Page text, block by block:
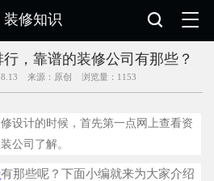
装修知识  
，靠谱的装修公司有那些？
来源：原创 浏览量： 1153
设计的时候，首先第一点网上查看资
公司了解。
有那些呢？下面小编就来为大家介绍